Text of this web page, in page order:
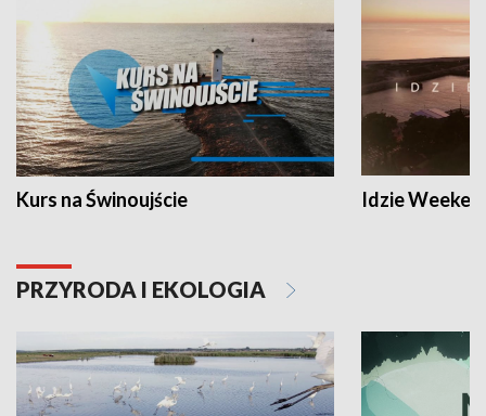
Kurs na Świnoujście Idzie
PRZYRODA I EKOLOGIA